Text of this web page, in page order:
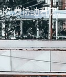
免费协助看房。